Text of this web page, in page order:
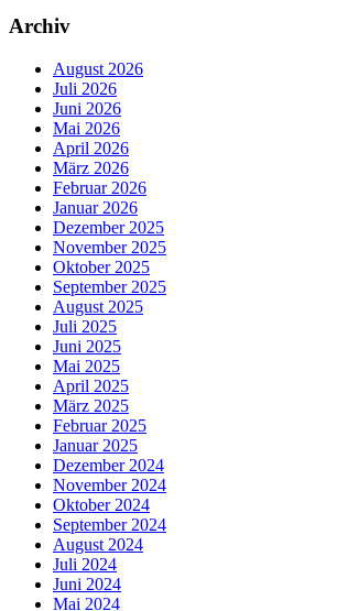
Archiv
August 2026
Juli 2026
Juni 2026
Mai 2026
April 2026
März 2026
Februar 2026
Januar 2026
Dezember 2025
November 2025
Oktober 2025
September 2025
August 2025
Juli 2025
Juni 2025
Mai 2025
April 2025
März 2025
Februar 2025
Januar 2025
Dezember 2024
November 2024
Oktober 2024
September 2024
August 2024
Juli 2024
Juni 2024
Mai 2024